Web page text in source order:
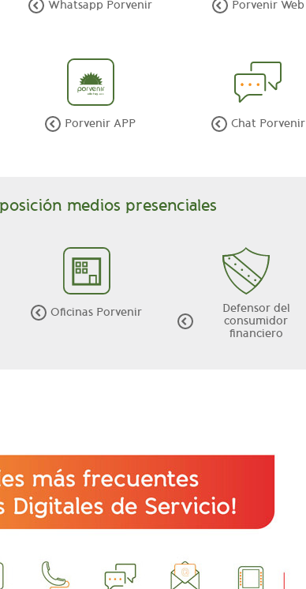
Porvenir Web
Whatsapp Porvenir
Chat Porvenir
Porvenir APP
medios presenciales:
Defensor del
consumidor
financiero
Oficinas Porvenir